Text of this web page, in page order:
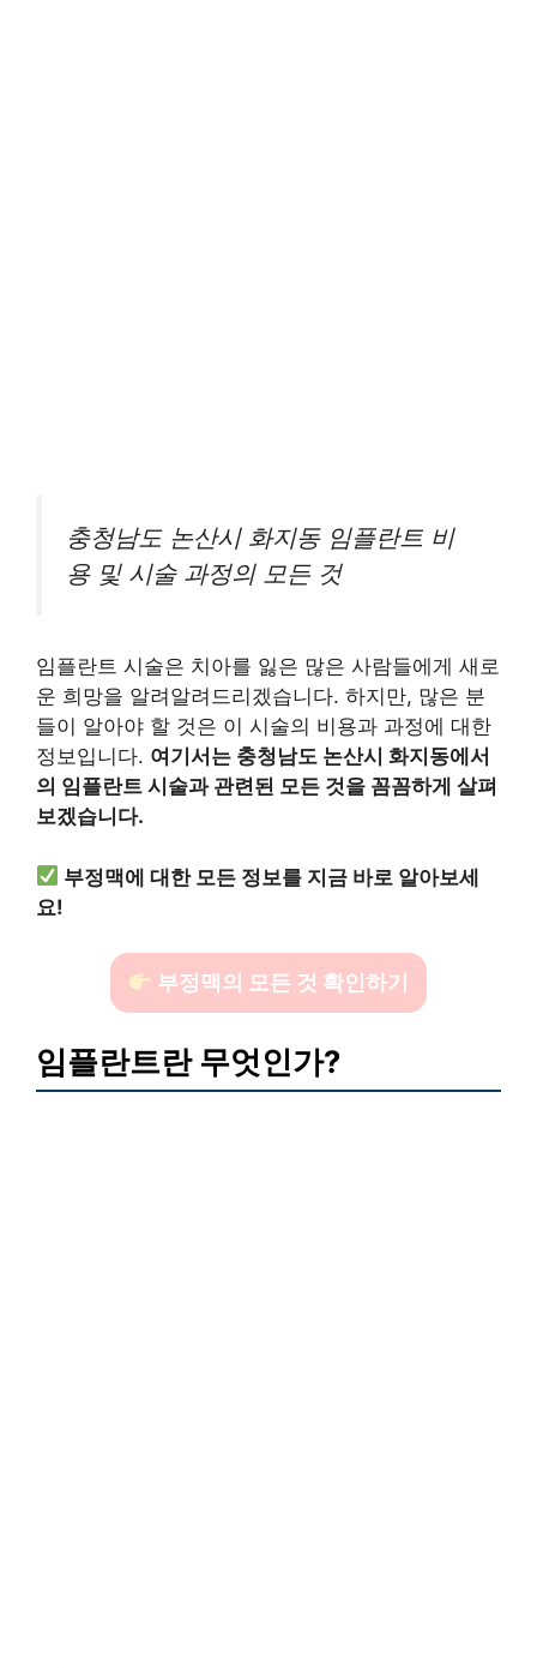
충청남도 논산시 화지동 임플란트 비
용 및 시술 과정의 모든 것
임플란트 시술은 치아를 잃은 많은 사람들에게 새로
운 희망을 알려알려드리겠습니다. 하지만, 많은 분
들이 알아야 할 것은 이 시술의 비용과 과정에 대한
정보입니다. 여기서는 충청남도 논산시 화지동에서
의 임플란트 시술과 관련된 모든 것을 꼼꼼하게 살펴
보겠습니다.
부정맥에 대한 모든 정보를 지금 바로 알아보세
요!
부정맥의 모든 것 확인하기
임플란트란 무엇인가?